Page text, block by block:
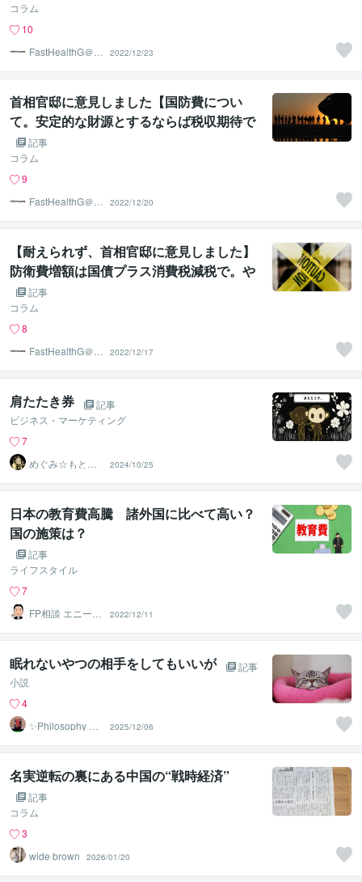
コラム
10
FastHealthG＠食
2022/12/23
首相官邸に意見しました【国防費につい
て。安定的な財源とするならば税収期待で
は成り立ちませんよね】
記事
コラム
9
FastHealthG＠食
2022/12/20
【耐えられず、首相官邸に意見しました】
防衛費増額は国債プラス消費税減税で。や
るのであれば景気回復後に増税を。
記事
コラム
8
FastHealthG＠食
2022/12/17
肩たたき券
記事
ビジネス・マーケティング
7
めぐみ☆もとホ
ームレス
2024/10/25
日本の教育費高騰 諸外国に比べて高い？
国の施策は？
記事
ライフスタイル
7
FP相談 エニーラ
イフラボ
2022/12/11
眠れないやつの相手をしてもいいが
記事
小説
4
✨Philosophy Va
2025/12/06
名実逆転の裏にある中国の“戦時経済”
記事
コラム
3
wide brown
2026/01/20